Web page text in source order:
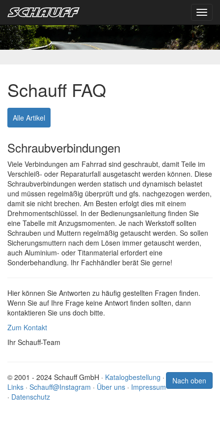
Schauff FAQ
Alle Artikel
Schraubverbindungen
Viele Verbindungen am Fahrrad sind geschraubt, damit Teile im
Verschleiß- oder Reparaturfall ausgetascht werden können. Diese
Schraubverbindungen werden statisch und dynamisch belastet
und müssen regelmäßig überprüft und gfs. nachgezogen werden,
damit sie nicht brechen. Am Besten erfolgt dies mit einem
Drehmomentschlüssel. In der Bedienungsanleitung finden Sie
eine Tabelle mit Anzugsmomenten. Je nach Werkstoff sollten
Schrauben und Muttern regelmäßig getauscht werden. So sollen
Sicherungsmuttern nach dem Lösen immer getauscht werden,
auch Aluminium- oder Titanmaterial erfordert eine
Sonderbehandlung. Ihr Fachhändler berät Sie gerne!
Hier können Sie Antworten zu häufig gestellten Fragen finden.
Wenn Sie auf Ihre Frage keine Antwort finden sollten, dann
kontaktieren Sie uns doch bitte.
Zum Kontakt
Ihr Schauff-Team
Nach oben
© 2001 - 2024 Schauff GmbH · Katalogbestellung ·
Links · Schauff@Instagram · Über uns · Impressum
· Datenschutz